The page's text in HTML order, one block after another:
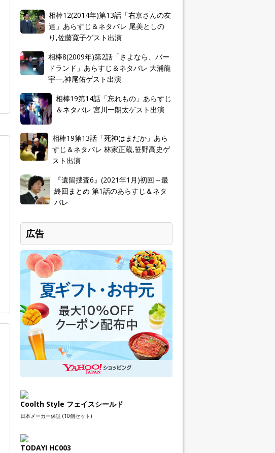
相棒12(2014年)第13話「右京さんの友
達」あらすじ＆ネタバレ 尾美としの
り,佐藤寛子ゲスト出演
相棒8(2009年)第2話「さよなら、バー
ドランド」あらすじ＆ネタバレ 大浦龍
宇一,神尾佑ゲスト出演
相棒19第14話「忘れもの」あらすじ
＆ネタバレ 宮川一朗太ゲスト出演
相棒19第13話「死神はまだか」あら
すじ＆ネタバレ 林家正蔵,笹野高史ゲ
スト出演
『遺留捜査6』(2021年1月)初回～最
終回まとめ 第1話のあらすじ＆ネタ
バレ
広告
Coolth Style フェイスシールド
日本メーカー保証 (10個セット)
TODAYI HC003